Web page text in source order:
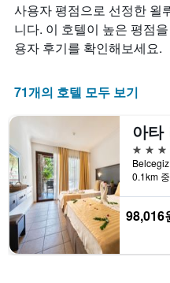
사용자 평점으로 선정한 욀
니다. 이 호텔이 높은 평점
용자 후기를 확인해보세요.
71개의 호텔 모두 보기
3성급
0.1km
98,016